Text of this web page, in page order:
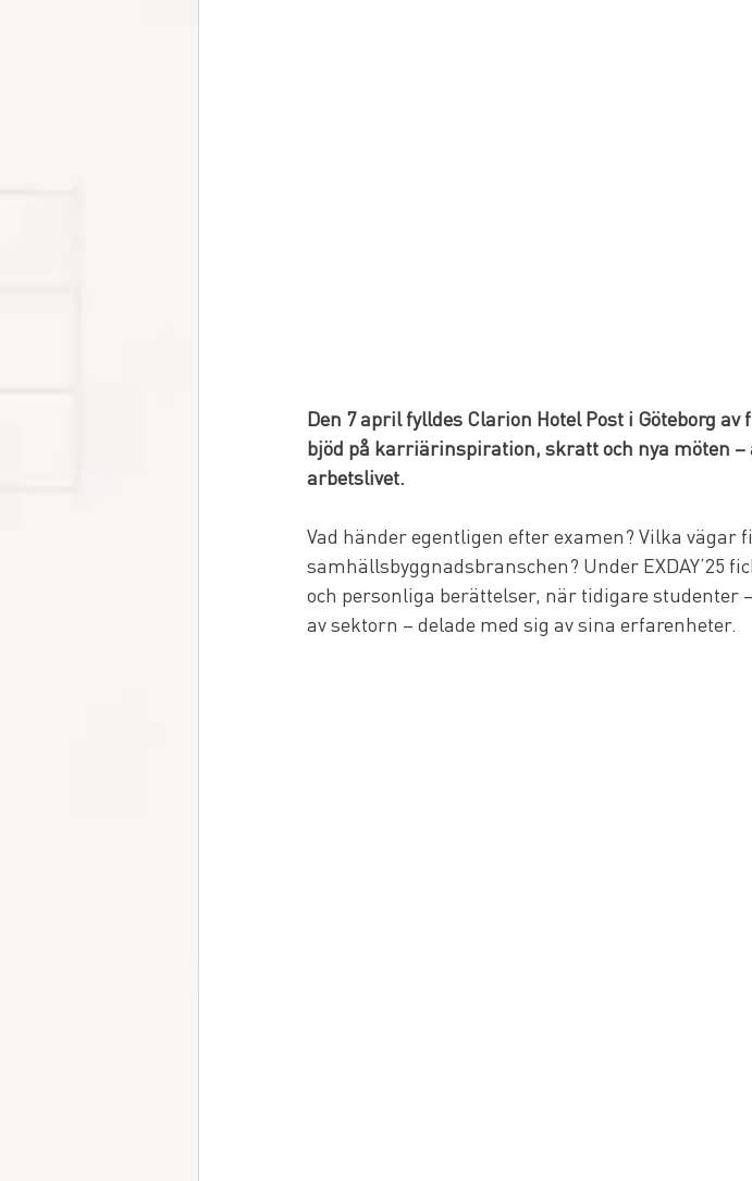
Den 7 april fylldes Clarion Hotel Post i Göteborg
bjöd på karriärinspiration, skratt och nya möten
arbetslivet.
Vad händer egentligen efter examen? Vilka vägar
samhällsbyggnadsbranschen? Under EXDAY’25
och personliga berättelser, när tidigare studenter
av sektorn – delade med sig av sina erfarenheter.